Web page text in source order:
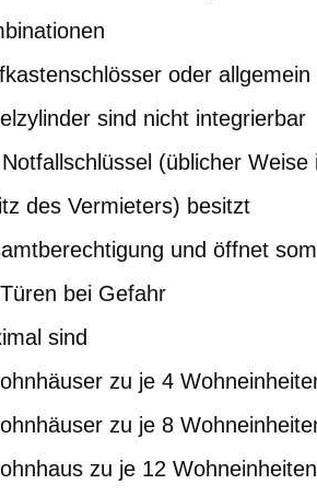
oder allgemein
sind nicht integrierbar
(üblicher Weise
des Vermieters) besitzt
und öffnet
bei Gefahr
sind
zu je 4
zu je 8
zu je 12 Wohneinheiten